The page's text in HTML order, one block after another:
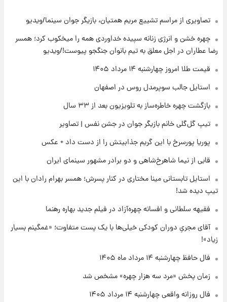
۱۷ ساعت پیش
کرد
۱۸ ساعت پیش
۱۴۰۵/ نرخ‌ها ثابت ماند؟ +جدول
علی مطهری: اجرای کامل تفاهم‌نامه اسلام‌آباد،
۱۹ ساعت پیش
واکنش تند تاکر کارلسون به حمله آمریکا به
مدرسه میناب؛ «باید سیلی محکمی به صورت
۱۹ ساعت پیش
۱۴۰۵/کاهش قیمت طلا و سکه
تصاویری از مراسم تشییع مریم همتیان، بازیگر جوان سینما/ویدیو
چهره خشن و انرژی زنانه سپیده خداوردی همه را میخکوب کرد؛ همسر
رضا عطاران در اجل معلق به تیم بانوان جنگجو پیوست!/ویدیو
قیمت طلا امروز چهارشنبه ۱۴ مرداد ۱۴۰۵
استایل جالب سوپرمدل روس در اصفهان
بازگشت چهره خاطره‌ساز به تلویزیون بعد از ۳۳ سال
تیپ گل‌گلی خانم بازیگر جوان در جشن نفس | تصاویر
پوریا پورسرخ با این گریم جذابیتش را از دست داد + عکس
قابی از نیما شاهرخ‌شاهی و دو برادر مشهور سینمای ایران
استایل تابستانی مینا مختاری در کنار پسرش؛ همسر بهرام رادان با این
تیپ دیده شد!
فقیهه سلطانی و افسانه چهره‌آزاد در فیلم جدید بهاره رهنما
آقای مجریِ دوران کودکی خیلی‌ها با یک پست متفاوت؛ «غمگینم بسیار
زیاد»!
فال حافظ چهارشنبه ۱۴ مرداد ماه ۱۴۰۵
زمان پخش «مرد سه هزار چهره» مشخص شد
فال روزانه واقعی چهارشنبه ۱۴ مرداد ۱۴۰۵